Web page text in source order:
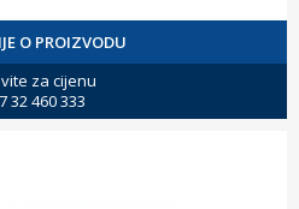
O PROIZVODU
za cijenu
32 460 333